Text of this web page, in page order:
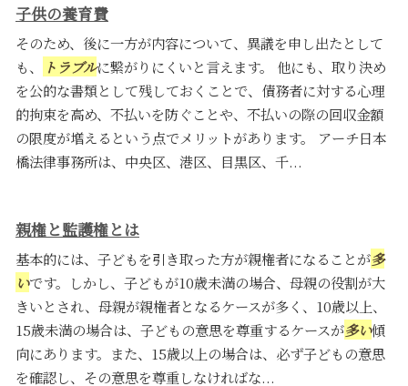
子供の養育費
そのため、後に一方が内容について、異議を申し出たとして
も、
トラブルに繋がりにくいと言えます。 他にも、取り決め
を公的な書類として残しておくことで、債務者に対する心理
的拘束を高め、不払いを防ぐことや、不払いの際の回収金額
の限度が増えるという点でメリットがあります。 アーチ日本
橋法律事務所は、中央区、港区、目黒区、千...
親権と監護権とは
基本的には、子どもを引き取った方が親権者になることが多
いです。しかし、子どもが10歳未満の場合、母親の役割が大
きいとされ、母親が親権者となるケースが多く、10歳以上、
15歳未満の場合は、子どもの意思を尊重するケースが多い傾
向にあります。また、15歳以上の場合は、必ず子どもの意思
を確認し、その意思を尊重しなければな...